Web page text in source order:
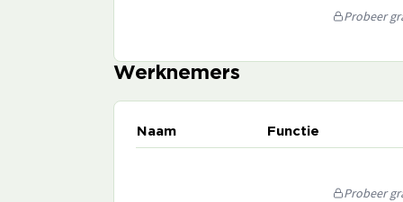
Probeer
Werknemers
Naam Functie
Probeer